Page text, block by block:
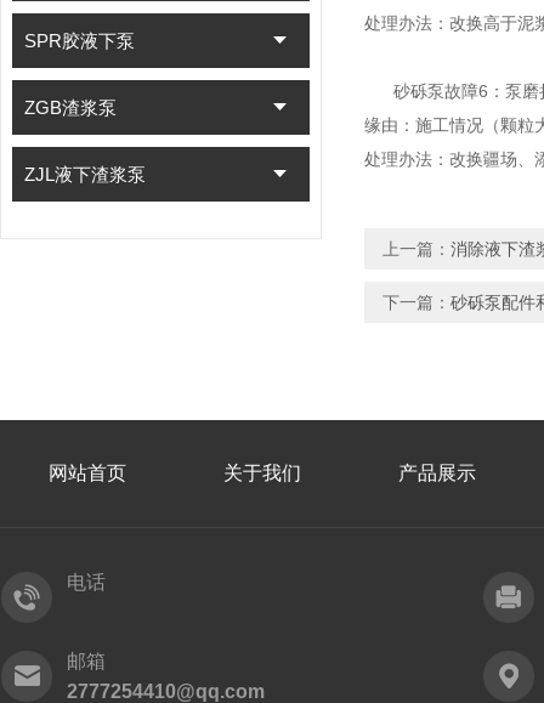
SPR胶液下泵
ZGB渣浆泵
ZJL液下渣浆泵
处理办法：改换高于泥
砂砾泵故障6：泵磨
缘由：施工情况（颗粒
处理办法：改换疆场、
上一篇： 消除液下渣
下一篇： 砂砾泵配件
网站首页 关于我们 产品展示
电话
邮箱
2777254410@qq.com